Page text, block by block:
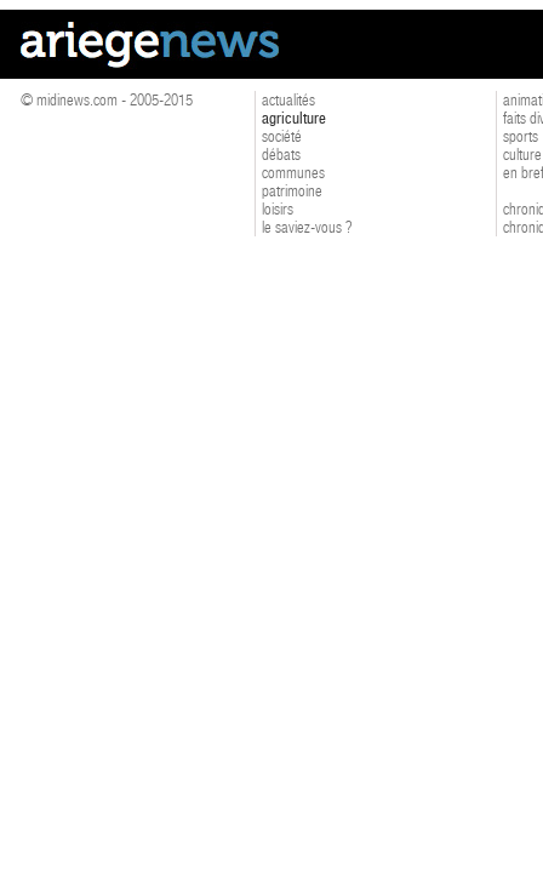
© midinews.com - 2005-2015
actualités
agriculture
société
débats
communes
patrimoine
loisirs
le saviez-vous ?
faits
sports
culture
en bref